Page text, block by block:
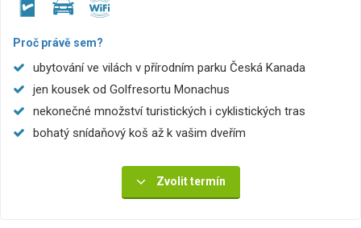
Proč právě sem?
ubytování ve vilách v přírodním parku Česká Kanada
jen kousek od Golfresortu Monachus
nekonečné množství turistických i cyklistických tras
bohatý snídaňový koš až k vašim dveřím
Zvolit termín